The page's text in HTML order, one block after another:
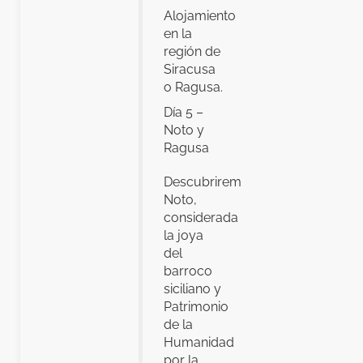
Alojamiento
en la
región de
Siracusa
o Ragusa.
Día 5 –
Noto y
Ragusa
Descubriremos
Noto,
considerada
la joya
del
barroco
siciliano y
Patrimonio
de la
Humanidad